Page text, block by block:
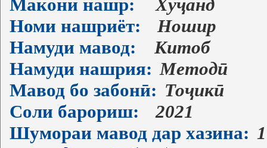
Макони нашр:
Хуҷанд
Номи нашриёт:
Ношир
Намуди мавод:
Китоб
Намуди нашрия: Методӣ
Мавод бо забонӣ: Тоҷикӣ
Соли барориш:
2021
Шумораи мавод дар хазина: